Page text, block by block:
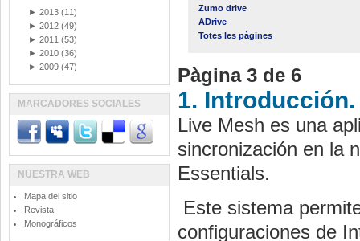
Zumo drive
ADrive
Totes les pàgines
Pàgina 3 de 6
1. Introducción.
Live Mesh es una
sincronización en la
Essentials.
Este sistema
configuraciones de
► 2013 (11)
► 2012 (49)
► 2011 (53)
► 2010 (36)
► 2009 (47)
MARCADORES SOCIALES
NUESTRA WEB
Mapa del sitio
Revista
Monográficos